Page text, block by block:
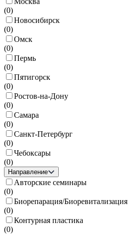
(0)
Новосибирск
(0)
Омск
(0)
Пермь
(0)
Пятигорск
(0)
Ростов-на-Дону
(0)
Самара
(0)
Санкт-Петербург
(0)
Чебоксары
(0)
Направление
Авторские семинары
(0)
Биорепарация/Биоревитализация
(0)
Контурная пластика
(0)